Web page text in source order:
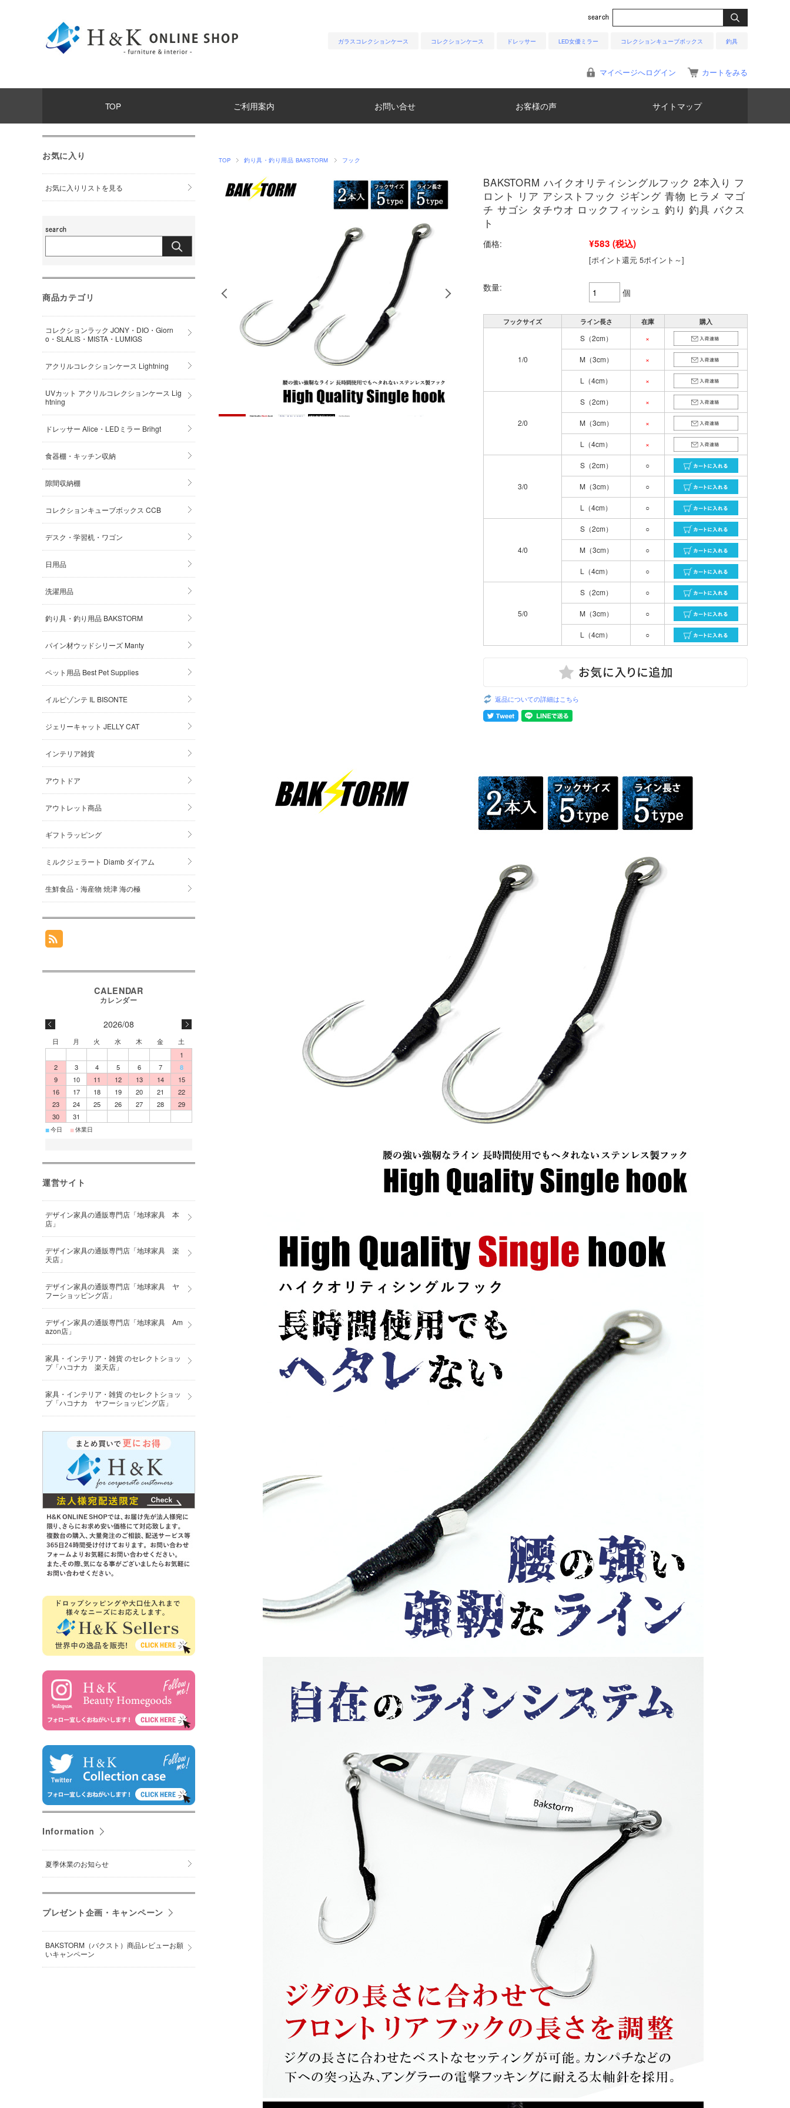
ガラスコレクションケース コレクションケース ドレッサー LED女優ミラー コレクションキューブボックス 釣具
マイページへログイン カートをみる
TOP ご利用案内 お問い合せ お客様の声 サイトマップ
TOP 釣り具・釣り用品 BAKSTORM フック
BAKSTORM ハイクオリティシングルフック 2本入り フ
ロント リア アシストフック ジギング 青物 ヒラメ マゴ
チ サゴシ タチウオ ロックフィッシュ 釣り 釣具 バクス
ト
価格: ¥583 (税込)
[ポイント還元 5ポイント～]
数量: 個
フックサイズ ライン長さ 在庫 購入
1/0
S（2cm） ×
M（3cm） ×
L（4cm） ×
2/0
S（2cm） ×
M（3cm） ×
L（4cm） ×
3/0
S（2cm） ○
M（3cm） ○
L（4cm） ○
4/0
S（2cm） ○
M（3cm） ○
L（4cm） ○
5/0
S（2cm） ○
M（3cm） ○
L（4cm） ○
返品についての詳細はこちら
お気に入り
お気に入りリストを見る
商品カテゴリ
コレクションラック JONY・DIO・Giorn
o・SLALIS・MISTA・LUMIGS
アクリルコレクションケース Lightning
UVカット アクリルコレクションケース Lig
htning
ドレッサー Alice・LEDミラー Brihgt
食器棚・キッチン収納
隙間収納棚
コレクションキューブボックス CCB
デスク・学習机・ワゴン
日用品
洗濯用品
釣り具・釣り用品 BAKSTORM
パイン材ウッドシリーズ Manty
ペット用品 Best Pet Supplies
イルビゾンテ IL BISONTE
ジェリーキャット JELLY CAT
インテリア雑貨
アウトドア
アウトレット商品
ギフトラッピング
ミルクジェラート Diamb ダイアム
生鮮食品・海産物 焼津 海の極
2026/08
日 月 火 水 木 金
土
1
2
3 4 5 6 7
8
9
10 11 12 13 14
15
16
17 18 19 20 21
22
23
24 25 26 27 28
29
30
31
■今日 ■休業日
運営サイト
デザイン家具の通販専門店「地球家具 本
店」
デザイン家具の通販専門店「地球家具 楽
天店」
デザイン家具の通販専門店「地球家具 ヤ
フーショッピング店」
デザイン家具の通販専門店「地球家具 Am
azon店」
家具・インテリア・雑貨 のセレクトショッ
プ「ハコナカ 楽天店」
家具・インテリア・雑貨 のセレクトショッ
プ「ハコナカ ヤフーショッピング店」
Information
夏季休業のお知らせ
プレゼント企画・キャンペーン
BAKSTORM（バクスト）商品レビューお願
いキャンペーン